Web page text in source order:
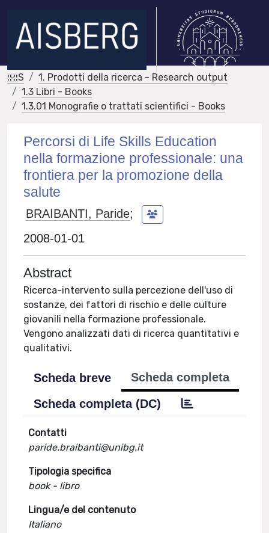
IRIS
1. Prodotti della ricerca - Research output
1.3 Libri - Books
1.3.01 Monografie o trattati scientifici - Books
Percorsi di Life Skills Education
nella formazione professionale: una
frontiera per la promozione della
salute
BRAIBANTI, Paride;
2008-01-01
Abstract
Ricerca-intervento sulla percezione dell'uso di
sostanze, dei fattori di rischio e delle culture
giovanili nella formazione professionale.
Vengono analizzati dati di ricerca quantitativi e
qualitativi.
Scheda breve
Scheda completa
Scheda completa (DC)
Contatti
paride.braibanti@unibg.it
Tipologia specifica
book - libro
Lingua/e del contenuto
Italiano